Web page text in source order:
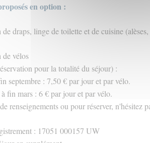
en option :
draps, linge de toilette et de cuisine
de vélos
pour la totalité du séjour) :
septembre : 7,50 € par jour et par vélo.
fin mars : 6 € par jour et par vélo.
renseignements ou pour réserver, n'hésitez
: 17051 000157 UW